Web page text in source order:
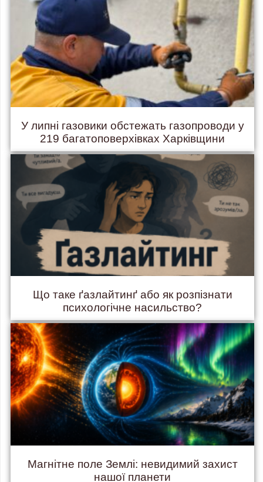
У липні газовики обстежать газопроводи у
219 багатоповерхівках Харківщини
Що таке ґазлайтинґ або як розпізнати
психологічне насильство?
Магнітне поле Землі: невидимий захист
нашої планети